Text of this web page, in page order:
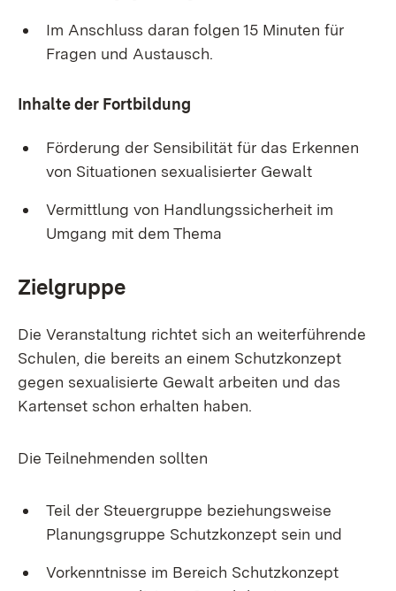
Im Anschluss daran folgen 15 Minuten für
Fragen und Austausch.
Inhalte der Fortbildung
Förderung der Sensibilität für das Erkennen
von Situationen sexualisierter Gewalt
Vermittlung von Handlungssicherheit im
Umgang mit dem Thema
Zielgruppe
Die Veranstaltung richtet sich an weiterführende
Schulen, die bereits an einem Schutzkonzept
gegen sexualisierte Gewalt arbeiten und das
Kartenset schon erhalten haben.
Die Teilnehmenden sollten
Teil der Steuergruppe beziehungsweise
Planungsgruppe Schutzkonzept sein und
Vorkenntnisse im Bereich Schutzkonzept